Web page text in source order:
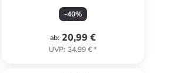
-40%
ab: 20,99 €
UVP: 34,99 €*